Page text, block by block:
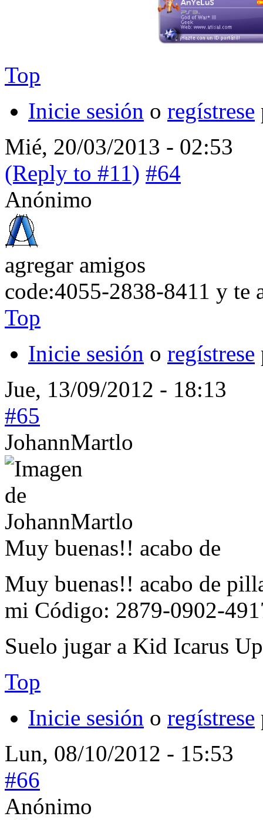
Top
Inicie sesión o regístrese
Mié, 20/03/2013 - 02:53
(Reply to #11) #64
Anónimo
agregar amigos
code:4055-2838-8411 y te
Top
Inicie sesión o regístrese
Jue, 13/09/2012 - 18:13
#65
JohannMartlo
Muy buenas!! acabo de
Muy buenas!! acabo de
mi Código: 2879-0902-
Suelo jugar a Kid Icarus
Top
Inicie sesión o regístrese
Lun, 08/10/2012 - 15:53
#66
Anónimo